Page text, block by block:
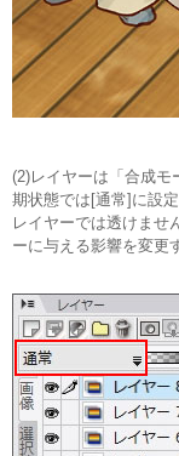
(2)レイヤーは「合成モ
期状態では[通常]に設
レイヤーでは透けませ
ーに与える影響を変更